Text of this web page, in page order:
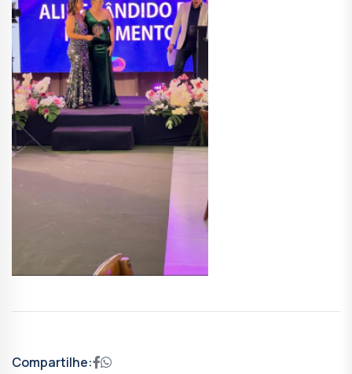
Compartilhe: